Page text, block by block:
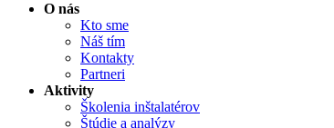
O nás
Kto sme
Náš tím
Kontakty
Partneri
Aktivity
Školenia inštalatérov
Štúdie a analýzy